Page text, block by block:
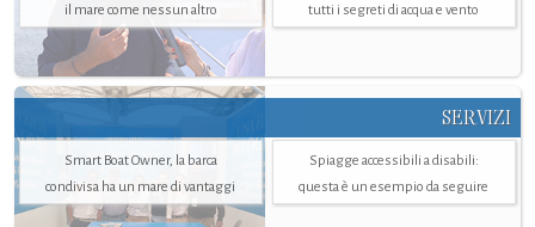
il mare come nessun altro
tutti i segreti di acqua e vento
SERVIZI
Smart Boat Owner, la barca
condivisa ha un mare di vantaggi
Spiagge accessibili a disabili:
questa è un esempio da seguire